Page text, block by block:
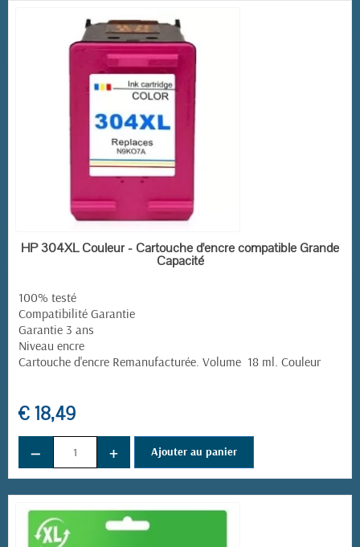
(1 avis)
EN STOCK
HP 304XL Couleur - Cartouche d'encre compatible Grande
Capacité
100% testé
Compatibilité Garantie
Garantie 3 ans
Niveau encre
Cartouche d'encre Remanufacturée. Volume 18 ml. Couleur
€ 18,49
− + Ajouter au panier